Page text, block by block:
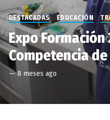
DESTACADAS EDUCACIÓN
Expo Formación
Competencia
— 8 meses ago